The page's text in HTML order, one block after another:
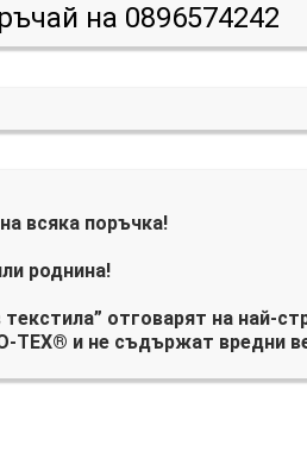
на 0896574242
всяка поръчка!
роднина!
отговарят на най-
TEX® и не съдържат вредни